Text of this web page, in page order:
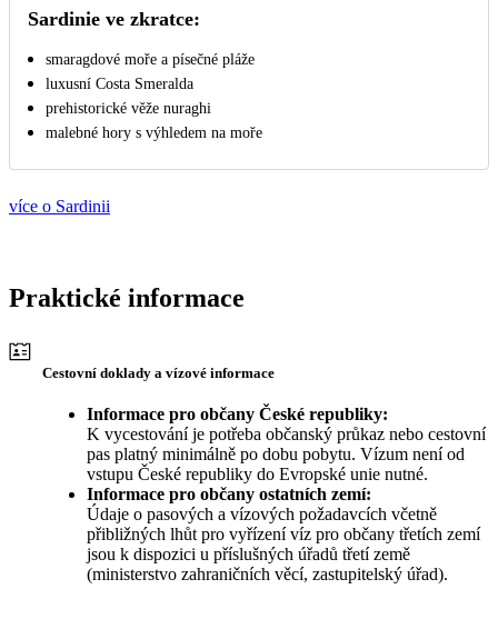
Sardinie ve zkratce:
smaragdové moře a písečné pláže
luxusní Costa Smeralda
prehistorické věže nuraghi
malebné hory s výhledem na moře
více o Sardinii
Praktické informace
Cestovní doklady a vízové informace
Informace pro občany České republiky:
K vycestování je potřeba občanský průkaz nebo cestovní
pas platný minimálně po dobu pobytu. Vízum není od
vstupu České republiky do Evropské unie nutné.
Informace pro občany ostatních zemí:
Údaje o pasových a vízových požadavcích včetně
přibližných lhůt pro vyřízení víz pro občany třetích zemí
jsou k dispozici u příslušných úřadů třetí země
(ministerstvo zahraničních věcí, zastupitelský úřad).